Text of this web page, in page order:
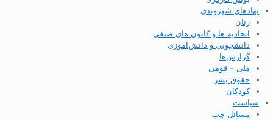
نهادهای شهروندی
زنان
اتحادیه ها و کانون های صنفی
دانشجویی و دانش‌آموزی
گزارش‌ها
ملی – قومی
حقوق بشر
کودکان
سیاست
مسائل چپ